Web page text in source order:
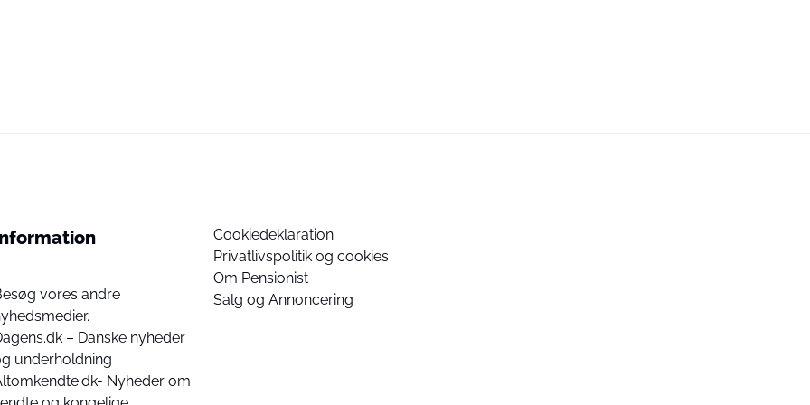
vores andre
– Danske nyheder
underholdning
Nyheder om
Cookiedeklaration
Privatlivspolitik og cookies
Om Pensionist
Salg og Annoncering